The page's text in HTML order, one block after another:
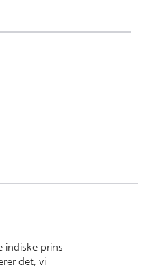
indiske prins
det, vi